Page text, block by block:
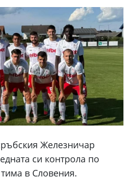
Железничар
си контрола по
в Словения.